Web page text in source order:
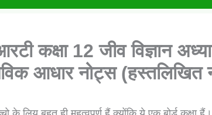
कक्षा 12 जीव विज्ञान
आधार नोट्स (हस्तलिखित